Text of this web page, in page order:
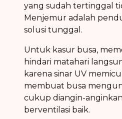
yang sudah tertinggal
Menjemur adalah
solusi tunggal.
Untuk kasur busa,
hindari matahari
karena sinar UV
membuat busa
cukup diangin-
berventilasi baik.